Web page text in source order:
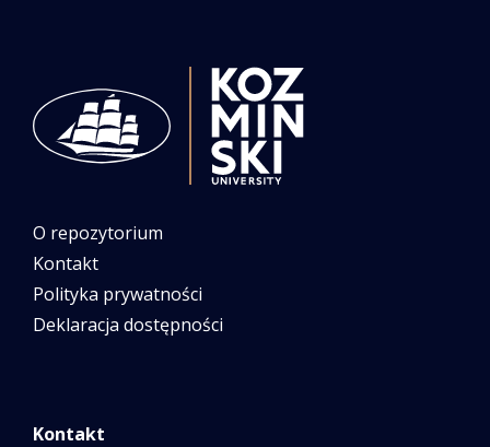
O repozytorium
Kontakt
Polityka prywatności
Deklaracja dostępności
Kontakt